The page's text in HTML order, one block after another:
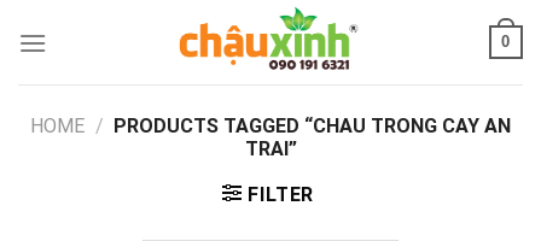
0
HOME / PRODUCTS TAGGED “CHAU TRONG CAY AN
TRAI”
FILTER